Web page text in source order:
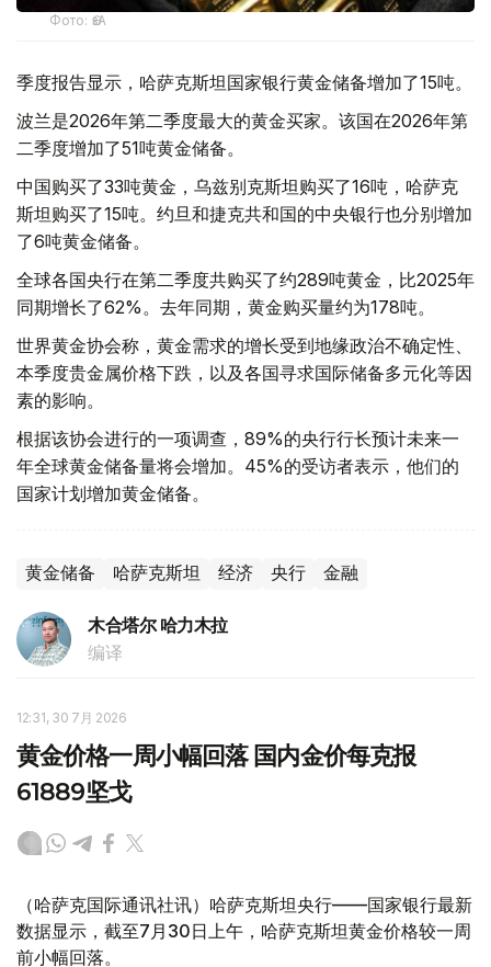
Фото: ӨзА
季度报告显示，哈萨克斯坦国家银行黄金储备增加了15吨。
波兰是2026年第二季度最大的黄金买家。该国在2026年第
二季度增加了51吨黄金储备。
中国购买了33吨黄金，乌兹别克斯坦购买了16吨，哈萨克
斯坦购买了15吨。约旦和捷克共和国的中央银行也分别增加
了6吨黄金储备。
全球各国央行在第二季度共购买了约289吨黄金，比2025年
同期增长了62%。去年同期，黄金购买量约为178吨。
世界黄金协会称，黄金需求的增长受到地缘政治不确定性、
本季度贵金属价格下跌，以及各国寻求国际储备多元化等因
素的影响。
根据该协会进行的一项调查，89%的央行行长预计未来一
年全球黄金储备量将会增加。45%的受访者表示，他们的
国家计划增加黄金储备。
黄金储备 哈萨克斯坦 经济 央行 金融
木合塔尔 哈力木拉
编译
12:31, 30 7月 2026
黄金价格一周小幅回落 国内金价每克报
61889坚戈
（哈萨克国际通讯社讯）哈萨克斯坦央行——国家银行最新
数据显示，截至7月30日上午，哈萨克斯坦黄金价格较一周
前小幅回落。